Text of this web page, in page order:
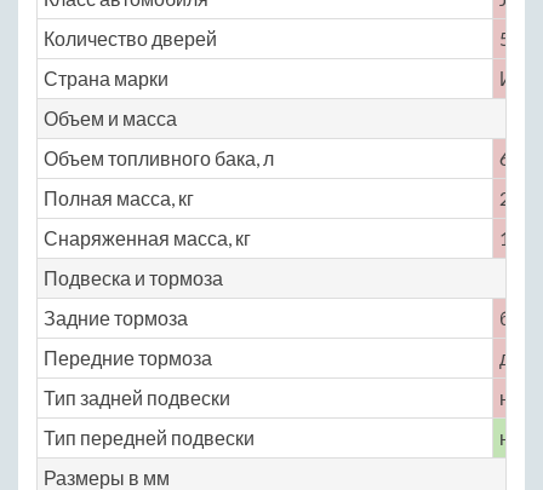
Количество дверей
5
Страна марки
Объем и масса
Объем топливного бака, л
60
Полная масса, кг
2280
Снаряженная масса, кг
1695
Подвеска и тормоза
Задние тормоза
Передние тормоза
Тип задней подвески
Тип передней подвески
Размеры в мм